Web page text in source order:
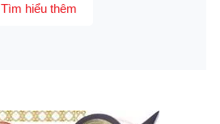
Tìm hiểu thêm